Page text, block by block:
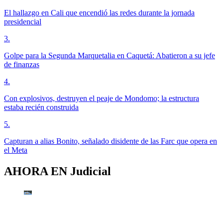
El hallazgo en Cali que encendió las redes durante la jornada
presidencial
3.
Golpe para la Segunda Marquetalia en Caquetá: Abatieron a su jefe
de finanzas
4.
Con explosivos, destruyen el peaje de Mondomo; la estructura
estaba recién construida
5.
Capturan a alias Bonito, señalado disidente de las Farc que opera en
el Meta
AHORA EN Judicial